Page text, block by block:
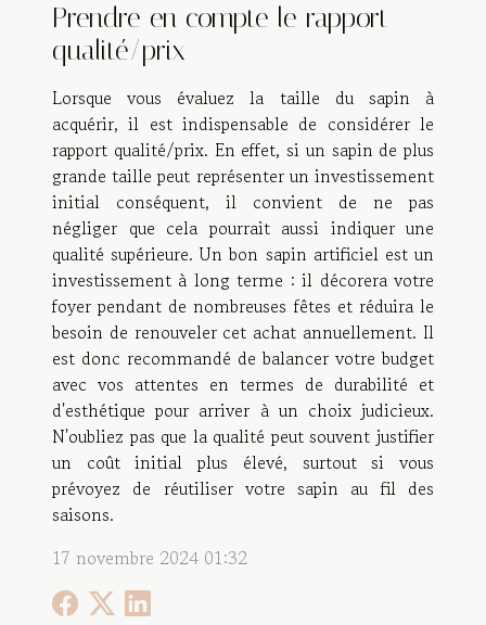
Prendre en compte le rapport
qualité/prix
Lorsque vous évaluez la taille du sapin à
acquérir, il est indispensable de considérer le
rapport qualité/prix. En effet, si un sapin de plus
grande taille peut représenter un investissement
initial conséquent, il convient de ne pas
négliger que cela pourrait aussi indiquer une
qualité supérieure. Un bon sapin artificiel est un
investissement à long terme : il décorera votre
foyer pendant de nombreuses fêtes et réduira le
besoin de renouveler cet achat annuellement. Il
est donc recommandé de balancer votre budget
avec vos attentes en termes de durabilité et
d'esthétique pour arriver à un choix judicieux.
N'oubliez pas que la qualité peut souvent justifier
un coût initial plus élevé, surtout si vous
prévoyez de réutiliser votre sapin au fil des
saisons.
17 novembre 2024 01:32